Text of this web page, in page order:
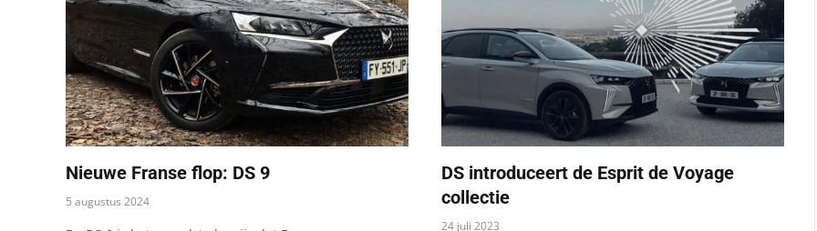
Nieuwe Franse flop: DS 9
5 augustus 2024
DS introduceert de Esprit de Voyage
collectie
24 juli 2023